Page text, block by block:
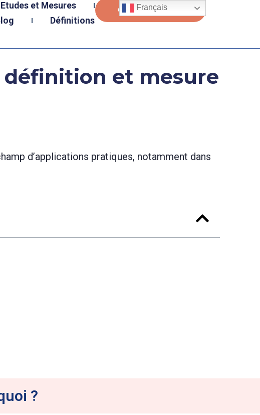
Etudes et Mesures
Définitions
Contactez-Nous
définition et mesure
d’applications pratiques, notamment dans
?
Français